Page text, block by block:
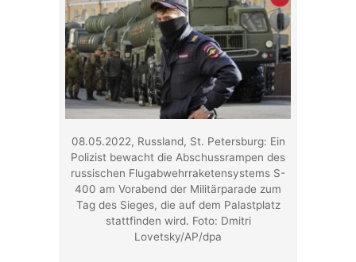
08.05.2022, Russland, St. Petersburg: Ein
Polizist bewacht die Abschussrampen des
russischen Flugabwehrraketensystems S-
400 am Vorabend der Militärparade zum
Tag des Sieges, die auf dem Palastplatz
stattfinden wird. Foto: Dmitri
Lovetsky/AP/dpa